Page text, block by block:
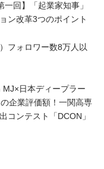
回】「起業家知事」
ン改革3つのポイント
フォロワー数8万人以
日本ディープラー
企業評価額！一関高専
コンテスト「DCON」